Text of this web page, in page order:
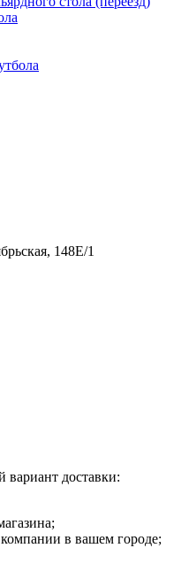
148Е/1
доставки:
в вашем городе;